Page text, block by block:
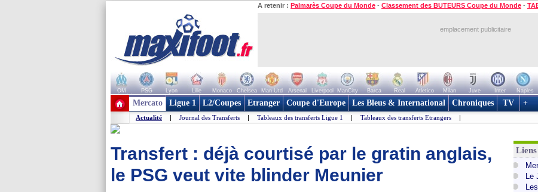
A retenir : Palmarès Coupe du Monde - Classement des BUTEURS Coupe du Monde -
emplacement publicitaire
OM PSG Lyon Lille Monaco Chelsea Man Utd Arsenal Liverpool ManCity Barca Real Atletico Milan Juve Inter Naples
+ de clubs
Mercato Ligue 1 L2/Coupes Etranger Coupe d'Europe Les Bleus & International Chroniques TV +
Actualité | Journal des Transferts | Tableaux des transferts Ligue 1 | Tableaux des transferts Etrangers |
Transfert : déjà courtisé par le gratin anglais,
le PSG veut vite blinder Meunier
Le